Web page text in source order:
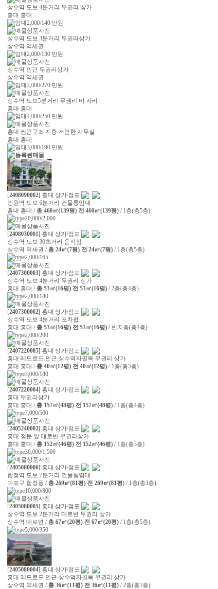
상수역 도보 4분거리 무권리 상가
홍대 홍대
2,000/140 만원
상수역 도보 3분거리 무권리상가
상수역 역세권
2,000/130 만원
상수역 인근 무권리상가
상수역 역세권
3,000/270 만원
상수역 도보5분거리 무권리 바 자리
홍대 홍대
4,000/250 만원
홍대 썬큰구조 지층 저렴한 사무실
홍대 홍대
3,000/190 만원
[2408090002] 홍대 상가/점포
망원역 도보 6분거리 건물통임대
홍대 홍대 / 총 460㎡(139평) 전 460㎡(139평) / 1층(총5층)
20,000/2,000
[2408030001] 홍대 상가/점포
상수역 도보 30초거리 음식점
상수역 역세권 / 총 24㎡(7평) 전 24㎡(7평) / 1층(총5층)
2,000/165
[2407300003] 홍대 상가/점포
상수역 도보 4분거리 무권리 상가
홍대 홍대 / 총 53㎡(16평) 전 53㎡(16평) / 2층(총4층)
2,000/180
[2407300002] 홍대 상가/점포
상수역 도보 4분거리 포차펍
홍대 홍대 / 총 53㎡(16평) 전 53㎡(16평) / 반지층(총4층)
2,000/200
[2407220005] 홍대 상가/점포
홍대 레드로드 인근 상수먹자골목 무권리 상가
홍대 홍대 / 총 40㎡(12평) 전 40㎡(12평) / 1층(총3층)
3,000/180
[2407220004] 홍대 상가/점포
홍대 무권리상가
홍대 홍대 / 총 157㎡(48평) 전 157㎡(48평) / 1층(총4층)
7,000/500
[2405240002] 홍대 상가/점포
홍대 정문 앞 대로변 무권리상가
홍대 홍대 / 총 152㎡(46평) 전 152㎡(46평) / 1층(총3층)
30,000/1,500
[2405080006] 홍대 상가/점포
합정역 도보 7분거리 건물통임대
마포구 합정동 / 총 269㎡(81평) 전 269㎡(81평) / 1층(총3층)
10,000/800
[2405080005] 홍대 상가/점포
상수역 도보 2분거리 대로변 무권리 상가
상수역 대로변 / 총 67㎡(20평) 전 67㎡(20평) / 1층(총5층)
5,000/350
[2405080004] 홍대 상가/점포
홍대 레드로드 인근 상수먹자골목 무권리 상가
상수역 역세권 / 총 36㎡(11평) 전 36㎡(11평) / 2층(총3층)